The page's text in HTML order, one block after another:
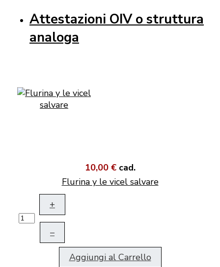
Attestazioni OIV o struttura
analoga
10,00 € cad.
Flurina y le vicel salvare
+
–
Aggiungi al Carrello